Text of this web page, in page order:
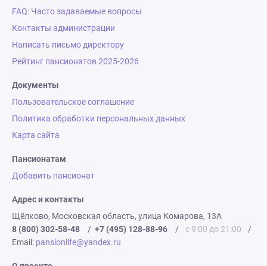
FAQ: Часто задаваемые вопросы
Контакты администрации
Написать письмо директору
Рейтинг пансионатов 2025-2026
Документы
Пользовательское соглашение
Политика обработки персональных данных
Карта сайта
Пансионатам
Добавить пансионат
Адрес и контакты
Щёлково, Московская область, улица Комарова, 13А
8 (800) 302-58-48
/ +7 (495) 128-88-96 / с 9:00 до 21:00
/
Email: pansionlife@yandex.ru